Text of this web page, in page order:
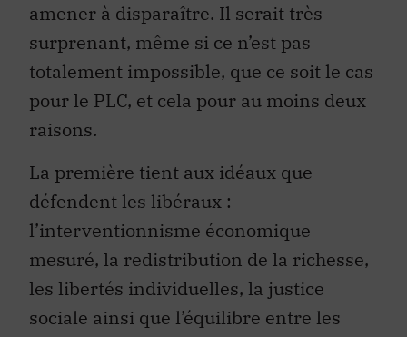
amener à disparaître. Il serait très
surprenant, même si ce n’est pas
totalement impossible, que ce soit le cas
pour le PLC, et cela pour au moins deux
raisons.
La première tient aux idéaux que
défendent les libéraux :
l’interventionnisme économique
mesuré, la redistribution de la richesse,
les libertés individuelles, la justice
sociale ainsi que l’équilibre entre les